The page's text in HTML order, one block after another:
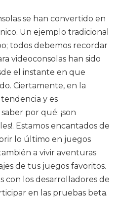
se han convertido en
Un ejemplo tradicional
todos debemos recordar
videoconsolas han sido
el instante en que
Ciertamente, en la
y es
por qué: ¡son
Estamos encantados de
lo último en juegos
a vivir aventuras
de tus juegos favoritos.
con los desarrolladores de
en las pruebas beta.